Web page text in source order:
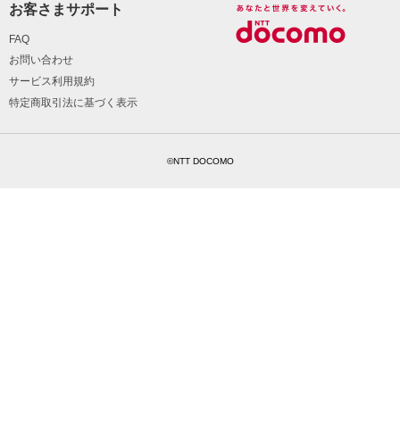
お客さまサポート
FAQ
お問い合わせ
サービス利用規約
特定商取引法に基づく表示
©NTT DOCOMO